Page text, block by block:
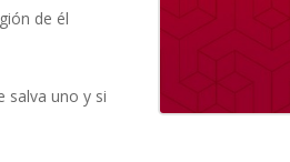
de él
salva uno y si